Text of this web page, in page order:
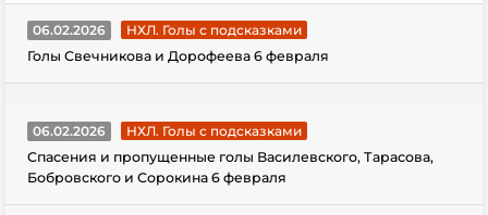
06.02.2026
НХЛ. Голы с подсказками
Голы Свечникова и Дорофеева 6 февраля
06.02.2026
НХЛ. Голы с подсказками
Спасения и пропущенные голы Василевского, Тарасова,
Бобровского и Сорокина 6 февраля